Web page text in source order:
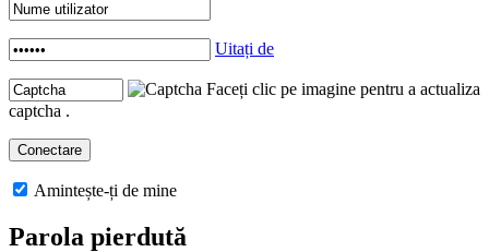
Uitați de
Faceți clic pe imagine pentru a actualiza
captcha .
Amintește-ți de mine
Parola pierdută